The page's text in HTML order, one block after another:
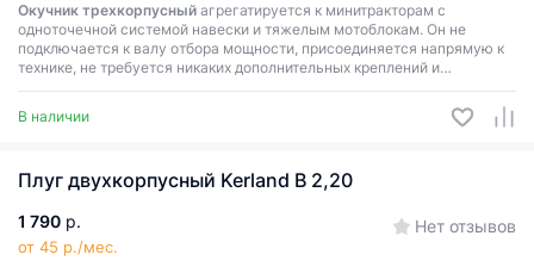
Окучник трехкорпусный агрегатируется к минитракторам с
одноточечной системой навески и тяжелым мотоблокам. Он не
подключается к валу отбора мощности, присоединяется напрямую к
технике, не требуется никаких дополнительных креплений и
переходников.
В наличии
Плуг двухкорпусный Kerland B 2,20
1 790 р.
от 45 р./мес.
Нет отзывов